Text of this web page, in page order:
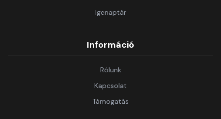
Igenaptár
Információ
Rólunk
Kapcsolat
Támogatás